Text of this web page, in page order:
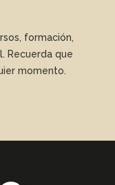
formación,
Recuerda que
momento.